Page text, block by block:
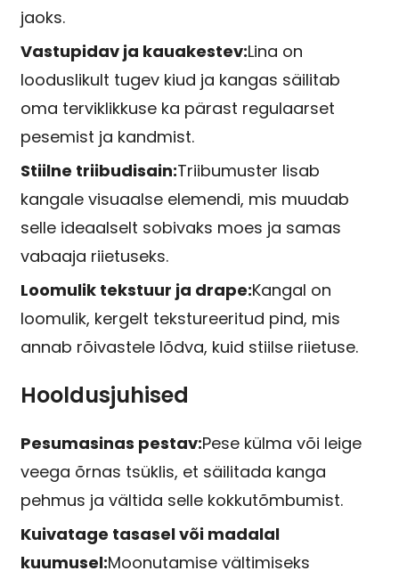
jaoks.
Vastupidav ja kauakestev:Lina on
looduslikult tugev kiud ja kangas säilitab
oma terviklikkuse ka pärast regulaarset
pesemist ja kandmist.
Stiilne triibudisain:Triibumuster lisab
kangale visuaalse elemendi, mis muudab
selle ideaalselt sobivaks moes ja samas
vabaaja riietuseks.
Loomulik tekstuur ja drape:Kangal on
loomulik, kergelt tekstureeritud pind, mis
annab rõivastele lõdva, kuid stiilse riietuse.
Hooldusjuhised
Pesumasinas pestav:Pese külma või leige
veega õrnas tsüklis, et säilitada kanga
pehmus ja vältida selle kokkutõmbumist.
Kuivatage tasasel või madalal
kuumusel:Moonutamise vältimiseks